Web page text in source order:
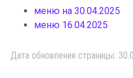
меню на 30.04.2025
меню 16.04.2025
Дата обновления страницы: